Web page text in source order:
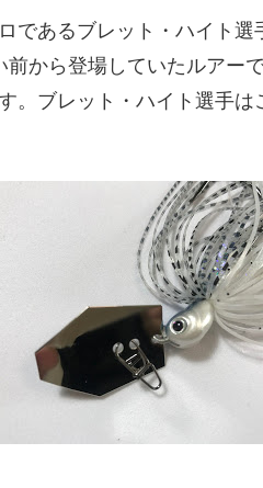
であるブレット・ハイト
から登場していたルアー
。ブレット・ハイト選手